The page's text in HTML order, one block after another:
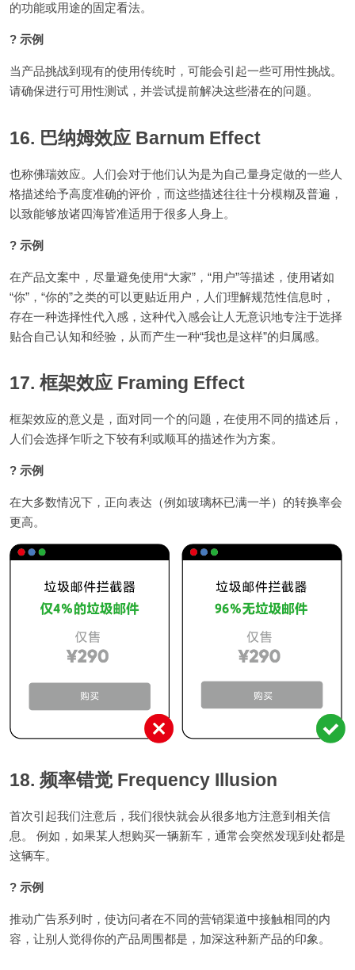
的功能或用途的固定看法。
? 示例
当产品挑战到现有的使用传统时，可能会引起一些可用性挑战。
请确保进行可用性测试，并尝试提前解决这些潜在的问题。
16. 巴纳姆效应 Barnum Effect
也称佛瑞效应。人们会对于他们认为是为自己量身定做的一些人
格描述给予高度准确的评价，而这些描述往往十分模糊及普遍，
以致能够放诸四海皆准适用于很多人身上。
? 示例
在产品文案中，尽量避免使用“大家”，“用户”等描述，使用诸如
“你”，“你的”之类的可以更贴近用户，人们理解规范性信息时，
存在一种选择性代入感，这种代入感会让人无意识地专注于选择
贴合自己认知和经验，从而产生一种“我也是这样”的归属感。
17. 框架效应 Framing Effect
框架效应的意义是，面对同一个的问题，在使用不同的描述后，
人们会选择乍听之下较有利或顺耳的描述作为方案。
? 示例
在大多数情况下，正向表达（例如玻璃杯已满一半）的转换率会
更高。
18. 频率错觉 Frequency Illusion
首次引起我们注意后，我们很快就会从很多地方注意到相关信
息。 例如，如果某人想购买一辆新车，通常会突然发现到处都是
这辆车。
? 示例
推动广告系列时，使访问者在不同的营销渠道中接触相同的内
容，让别人觉得你的产品周围都是，加深这种新产品的印象。